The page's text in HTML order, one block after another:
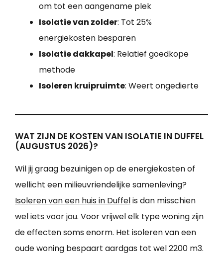
om tot een aangename plek
Isolatie van zolder: Tot 25%
energiekosten besparen
Isolatie dakkapel: Relatief goedkope
methode
Isoleren kruipruimte: Weert ongedierte
WAT ZIJN DE KOSTEN VAN ISOLATIE IN DUFFEL
(AUGUSTUS 2026)?
Wil jij graag bezuinigen op de energiekosten of
wellicht een milieuvriendelijke samenleving?
Isoleren van een huis in Duffelis dan misschien
wel iets voor jou. Voor vrijwel elk type woning zijn
de effecten soms enorm. Het isoleren van een
oude woning bespaart aardgas tot wel 2200 m3.